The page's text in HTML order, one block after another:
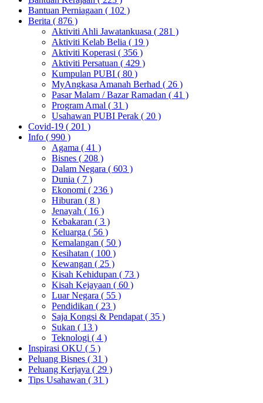
Bantuan Perniagaan ( 102 )
Berita ( 876 )
Aktiviti Ahli Jawatankuasa ( 281 )
Aktiviti Kelab Belia ( 19 )
Aktiviti Koperasi ( 356 )
Aktiviti Persatuan ( 429 )
Kumpulan PUBI ( 80 )
MyAngkasa Amanah Berhad ( 26 )
Pasar Malam / Bazar Ramadan ( 41 )
Program Amal ( 31 )
Usahawan PUBI Perak ( 20 )
Covid-19 ( 201 )
Info ( 990 )
Agama ( 41 )
Bisnes ( 208 )
Dalam Negara ( 603 )
Dunia ( 7 )
Ekonomi ( 236 )
Hiburan ( 8 )
Jenayah ( 16 )
Kebakaran ( 3 )
Keluarga ( 56 )
Kemalangan ( 50 )
Kesihatan ( 100 )
Kewangan ( 25 )
Kisah Kehidupan ( 73 )
Kisah Kejayaan ( 60 )
Luar Negara ( 55 )
Pendidikan ( 23 )
Saja Kongsi & Pendapat ( 35 )
Sukan ( 13 )
Teknologi ( 4 )
Inspirasi OKU ( 5 )
Peluang Bisnes ( 31 )
Peluang Kerjaya ( 29 )
Tips Usahawan ( 31 )